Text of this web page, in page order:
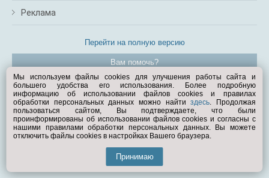
Реклама
Перейти на полную версию
Вам помочь?
© Exist.ru 1998—2026
Мы используем файлы cookies для улучшения работы сайта и
большего удобства его использования. Более подробную
информацию об использовании файлов cookies и правилах
обработки персональных данных можно найтиздесь. Продолжая
пользоваться сайтом, Вы подтверждаете, что были
проинформированы об использовании файлов cookies и согласны с
нашими правилами обработки персональных данных. Вы можете
отключить файлы cookies в настройках Вашего браузера.
Принимаю